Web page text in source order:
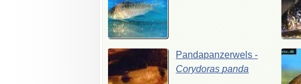
Pandapanzerwels-
Corydoraspanda